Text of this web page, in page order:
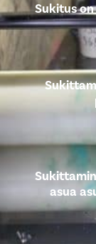
Sukitus
asua